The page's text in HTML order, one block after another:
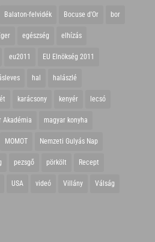
Balaton-felvidék Bocuse d'Or bor
egészség elhízás
eu2011 EU Elnökség 2011
hal halászlé
karácsony kenyér lecsó
Akadémia magyar konyha
MOMOT Nemzeti Gulyás Nap
pezsgő pörkölt Recept
USA videó Villány Válság